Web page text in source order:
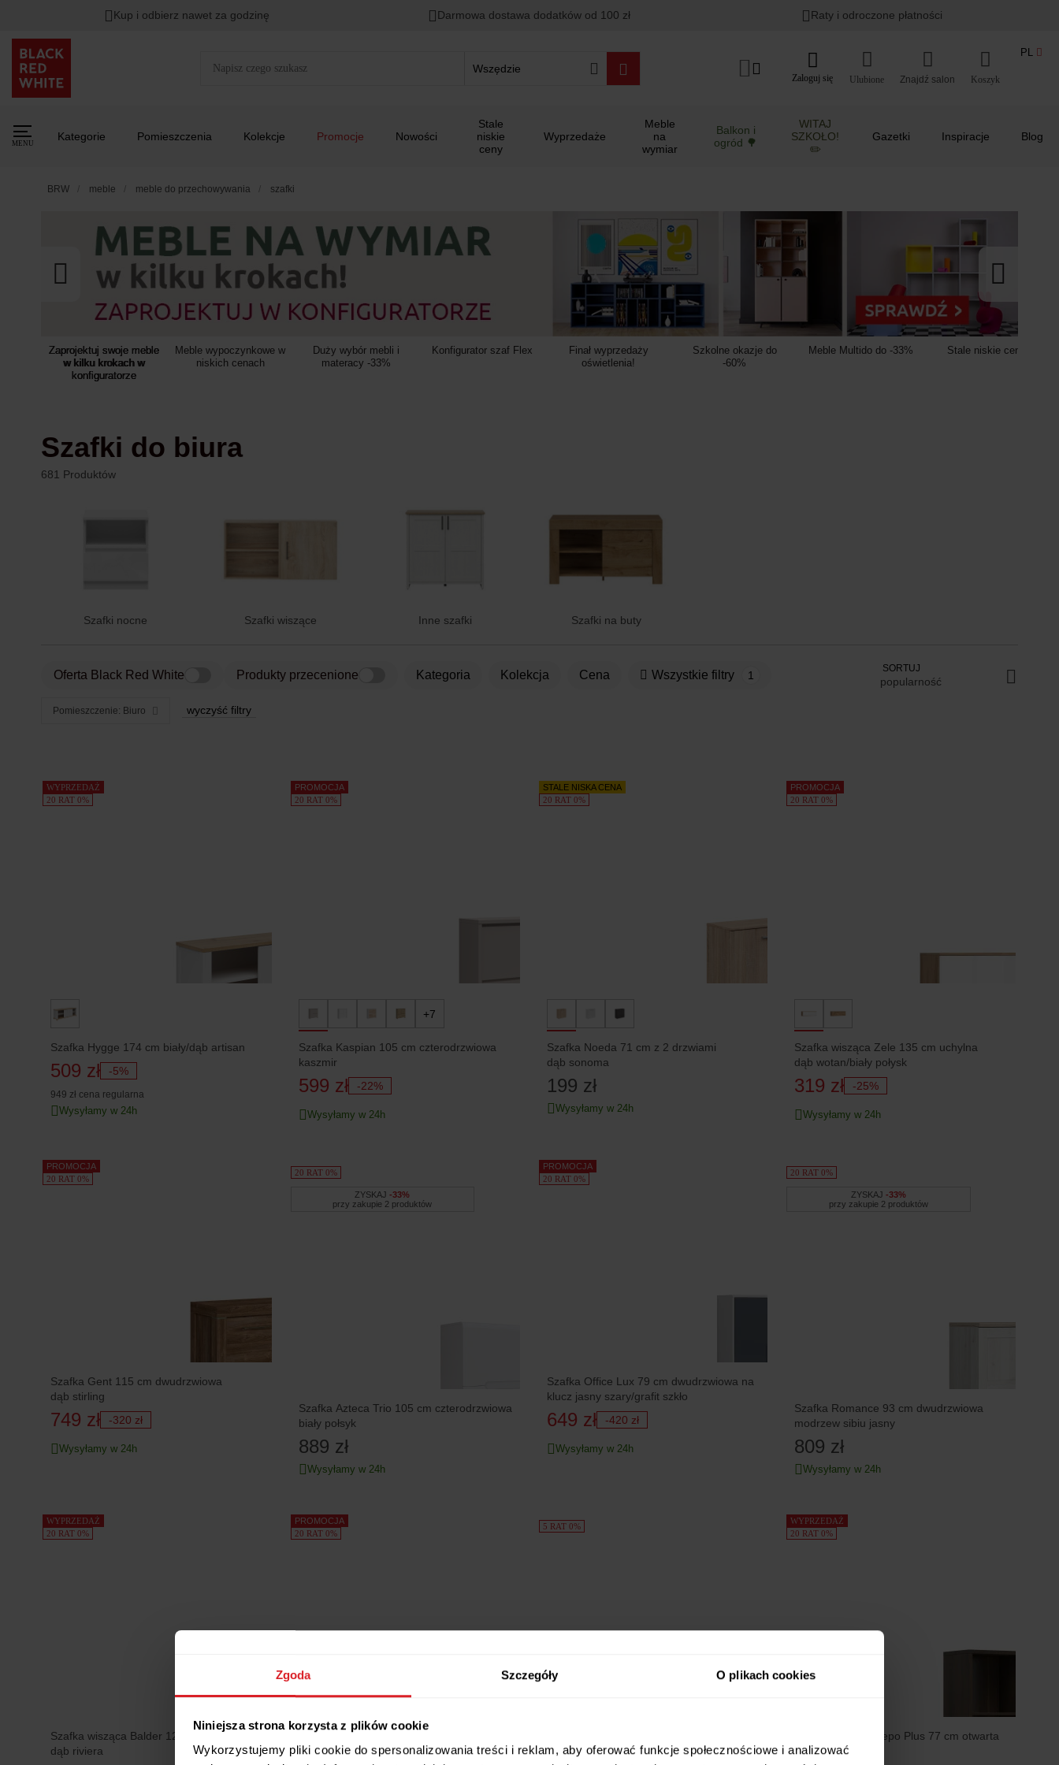
Zgoda Szczegóły O plikach cookies
Niniejsza strona korzysta z plików cookie
Wykorzystujemy pliki cookie do spersonalizowania treści i reklam, aby oferować funkcje społecznościowe i analizować
Rabat naHITY DNIA przy zapisie na Newsletter. 00 : Lato w ogrodzie i na balkonie >
Kup i odbierz nawet za godzinę Darmowa dostawa dodatków od 100 zł Raty i odroczone płatności
Wszędzie
Zaloguj się Ulubione Koszyk
PL
MENU
Kategorie Pomieszczenia Kolekcje Promocje Nowości
Stale
niskie
ceny
Wyprzedaże
Meble
na
wymiar
Balkon i
ogród 🌳
WITAJ
SZKOŁO!
✏️
Gazetki Inspiracje Blog
BRW meble meble do przechowywania szafki
Zaprojektuj swoje meble
w kilku krokach w
konfiguratorze
Meble wypoczynkowe w
niskich cenach
Duży wybór mebli i
materacy -33%
Konfigurator szaf Flex
Finał wyprzedaży
oświetlenia!
Szkolne okazje do
-60%
Meble Multido do -33% Stale niskie ceny
Szafki do biura
681 Produktów
Szafki nocne Szafki wiszące Inne szafki Szafki na buty
Oferta Black Red White Produkty przecenione kategoria Kolekcja Cena Wszystkie filtry 1
Pomieszczenie: Biuro wyczyść filtry
SORTUJ
popularność
Produkty
WYPRZEDAŻ
20 RAT 0%
Szafka Hygge 174 cm biały/dąb artisan
509 zł -5%
949 zł cena regularna
Wysyłamy w 24h
PROMOCJA
20 RAT 0%
+7
Szafka Kaspian 105 cm czterodrzwiowa
kaszmir
599 zł -22%
Wysyłamy w 24h
STALE NISKA CENA
20 RAT 0%
Szafka Noeda 71 cm z 2 drzwiami
dąb sonoma
199 zł
Wysyłamy w 24h
PROMOCJA
20 RAT 0%
Szafka wisząca Zele 135 cm uchylna
dąb wotan/biały połysk
319 zł -25%
Wysyłamy w 24h
PROMOCJA
20 RAT 0%
Szafka Gent 115 cm dwudrzwiowa
dąb stirling
749 zł -320 zł
Wysyłamy w 24h
20 RAT 0%
ZYSKAJ-33%
przy zakupie 2 produktów
Szafka Azteca Trio 105 cm czterodrzwiowa
biały połsyk
889 zł
Wysyłamy w 24h
PROMOCJA
20 RAT 0%
Szafka Office Lux 79 cm dwudrzwiowa na
klucz jasny szary/grafit szkło
649 zł -420 zł
Wysyłamy w 24h
20 RAT 0%
ZYSKAJ -33%
przy zakupie 2 produktów
Szafka Romance 93 cm dwudrzwiowa
modrzew sibiu jasny
809 zł
Wysyłamy w 24h
WYPRZEDAŻ
20 RAT 0%
Szafka wisząca Balder 120 cm otwarta
dąb riviera
PROMOCJA
20 RAT 0%
Szafka System 64 jednodrzwiowa
dąb coast evoke
5 RAT 0%
- 2 Szuflady
WYPRZEDAŻ
20 RAT 0%
Szafka wisząca Nepo Plus 77 cm otwarta
dąb noble